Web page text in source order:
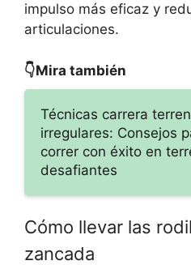
impulso más eficaz y
articulaciones.
👇Mira también
Técnicas carrera
irregulares: Consejos
correr con éxito en
desafiantes
Cómo llevar las
zancada